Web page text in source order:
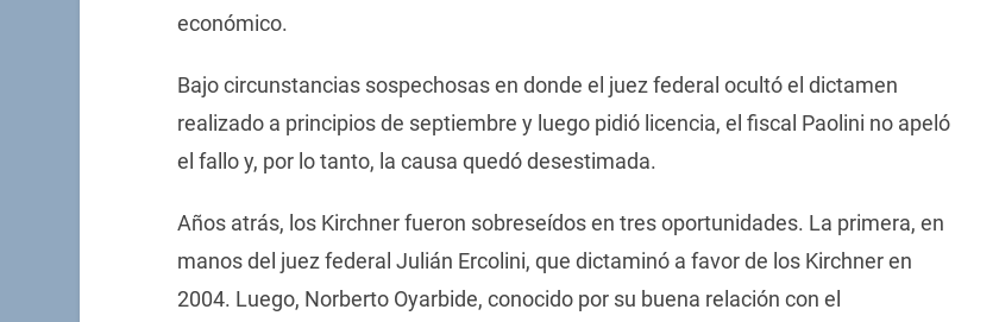
económico.
Bajo circunstancias sospechosas en donde el juez federal ocultó el dictamen
realizado a principios de septiembre y luego pidió licencia, el fiscal Paolini no apeló
el fallo y, por lo tanto, la causa quedó desestimada.
Años atrás, los Kirchner fueron sobreseídos en tres oportunidades. La primera, en
manos del juez federal Julián Ercolini, que dictaminó a favor de los Kirchner en
2004. Luego, Norberto Oyarbide, conocido por su buena relación con el